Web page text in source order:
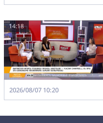
14:18
2026/08/07 10:20